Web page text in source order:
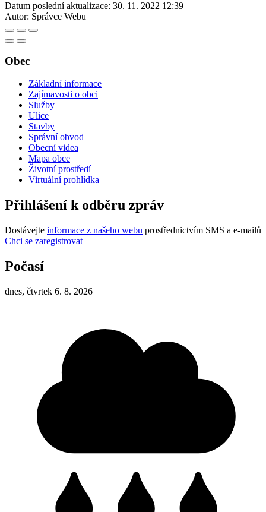
Datum poslední aktualizace: 30. 11. 2022 12:39
Autor: Správce Webu
Obec
Základní informace
Zajímavosti o obci
Služby
Ulice
Stavby
Správní obvod
Obecní videa
Mapa obce
Životní prostředí
Virtuální prohlídka
Přihlášení k odběru zpráv
Dostávejte informace z našeho webu prostřednictvím SMS a e-mailů
Chci se zaregistrovat
Počasí
dnes, čtvrtek 6. 8. 2026